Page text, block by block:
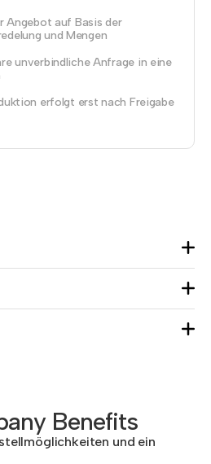
Angebot auf Basis der
und Mengen
unverbindliche Anfrage in eine
erfolgt erst nach Freigabe
Benefits
und ein